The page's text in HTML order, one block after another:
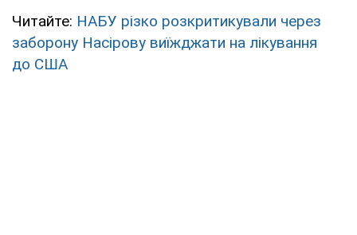
Читайте: НАБУ різко розкритикували через
заборону Насірову виїжджати на лікування
до США